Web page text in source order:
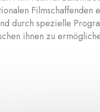
durch spezielle
ihnen zu